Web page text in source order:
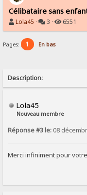
Célibataire sans
Lola45 · 3 · 6551
Pages: 1 En bas
Description:
Lola45
Nouveau membre
Réponse #3 le: 08
Merci infiniment pour